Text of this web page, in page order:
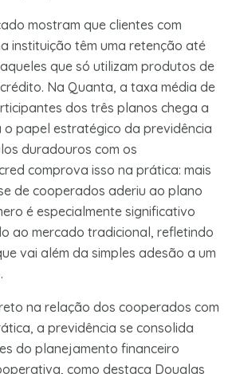
mostram que clientes com
instituição têm uma retenção até
que só utilizam produtos de
Na Quanta, a taxa média de
dos três planos chega a
o papel estratégico da previdência
duradouros com os
comprova isso na prática: mais
de cooperados aderiu ao plano
é especialmente significativo
ao mercado tradicional, refletindo
vai além da simples adesão a um
na relação dos cooperados com
a previdência se consolida
do planejamento financeiro
como destaca Douglas